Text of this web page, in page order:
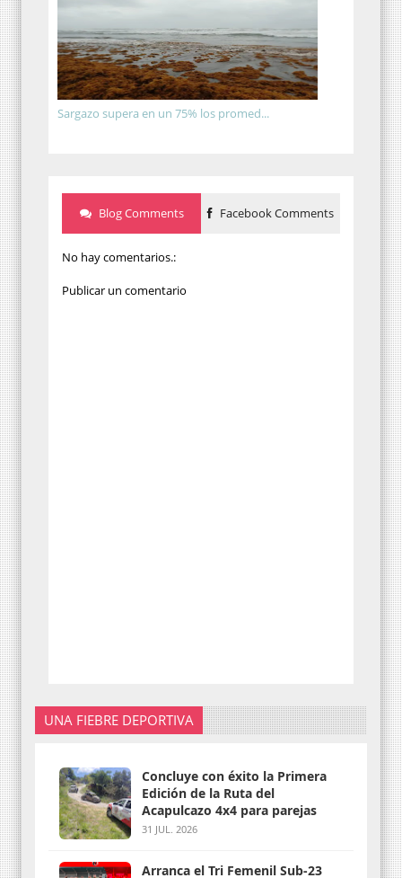
Sargazo supera en un 75% los promed...
Blog Comments Facebook Comments
No hay comentarios.:
Publicar un comentario
UNA FIEBRE DEPORTIVA
Concluye con éxito la Primera
Edición de la Ruta del
Acapulcazo 4x4 para parejas
31 JUL. 2026
Arranca el Tri Femenil Sub-23